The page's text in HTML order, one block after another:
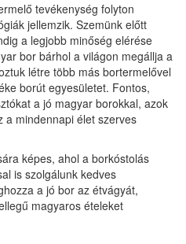
tevékenység folyton
jellemzik. Szemünk előtt
a legjobb minőség elérése
bor bárhol a világon megállja a
létre több más bortermelővel
borút egyesületet. Fontos,
a jó magyar borokkal, azok
a mindennapi élet szerves
képes, ahol a borkóstolás
is szolgálunk kedves
a jó bor az étvágyát,
magyaros ételeket